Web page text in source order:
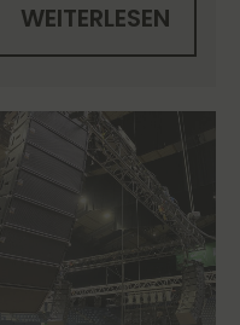
WEITERLESEN